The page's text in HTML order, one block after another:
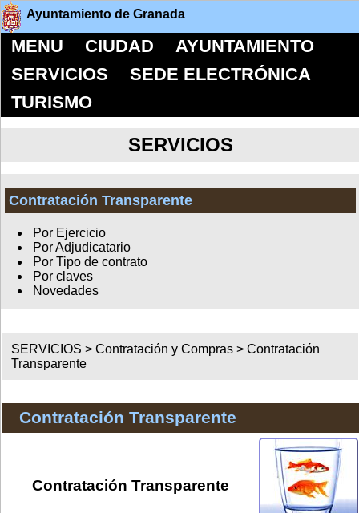
Ayuntamiento de Granada
MENU CIUDAD
AYUNTAMIENTO
SERVICIOS
SEDE ELECTRÓNICA
TURISMO
SERVICIOS
Contratación Transparente
Por Ejercicio
Por Adjudicatario
Por Tipo de contrato
Por claves
Novedades
SERVICIOS >Contratación y Compras >Contratación
Transparente
Contratación Transparente
Contratación Transparente